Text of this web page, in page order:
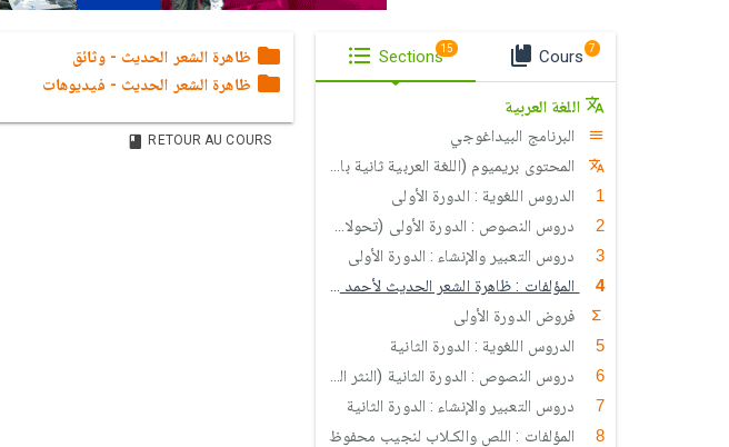
ظاهرة الشعر الحديث - وثائق
ظاهرة الشعر الحديث - فيديوهات
RETOUR AU COURS
Sections15 Cours 7
اللغة العربية
البرنامج البيداغوجي
المحتوى بريميوم (اللغة العربية ثانية باك آداب وعلوم إنسانية)
الدروس اللغوية : الدورة الأولى
دروس النصوص : الدورة الأولى (تحولات الشعر العربي)
دروس التعبير والإنشاء : الدورة الأولى
المؤلفات : ظاهرة الشعر الحديث لأحمد المعداوي المجاطي
فروض الدورة الأولى
الدروس اللغوية : الدورة الثانية
دروس النصوص : الدورة الثانية (النثر العربي الحديث : أشكال نثرية ومناهج نقدية)
دروس التعبير والإنشاء : الدورة الثانية
المؤلفات : اللص والكـلاب لنجيب محفوظ